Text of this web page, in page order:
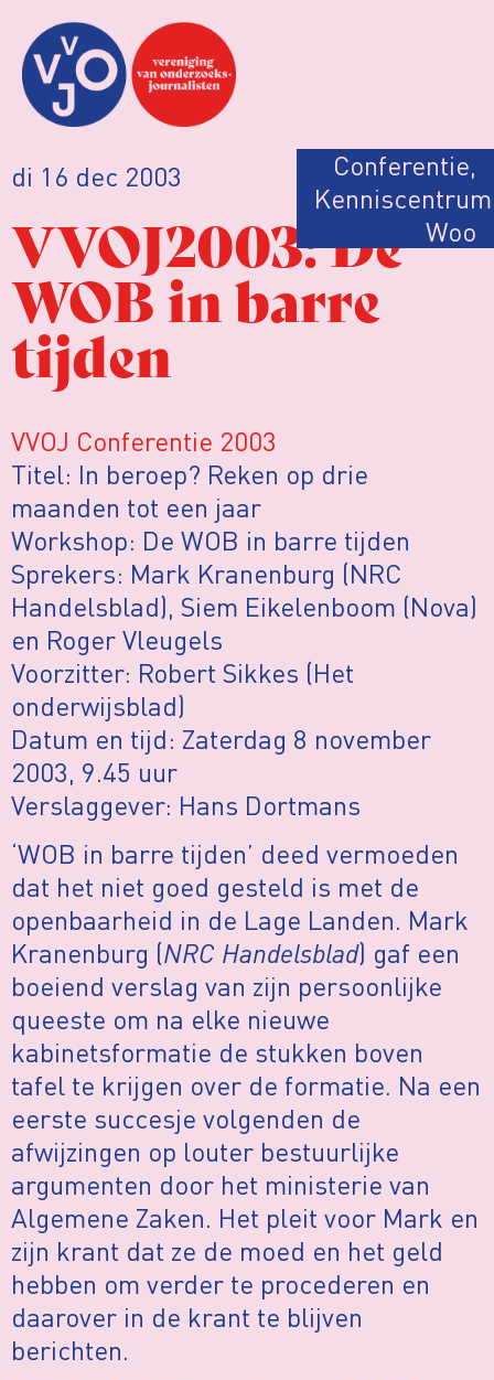
di 16 dec 2003 Conferentie,
Kenniscentrum
Woo
VVOJ2003: De
WOB in barre
tijden
VVOJ Conferentie 2003
Titel: In beroep? Reken op drie
maanden tot een jaar
Workshop: De WOB in barre tijden
Sprekers: Mark Kranenburg (NRC
Handelsblad), Siem Eikelenboom (Nova)
en Roger Vleugels
Voorzitter: Robert Sikkes (Het
onderwijsblad)
Datum en tijd: Zaterdag 8 november
2003, 9.45 uur
Verslaggever: Hans Dortmans
‘WOB in barre tijden’ deed vermoeden
dat het niet goed gesteld is met de
openbaarheid in de Lage Landen. Mark
Kranenburg (NRC Handelsblad) gaf een
boeiend verslag van zijn persoonlijke
queeste om na elke nieuwe
kabinetsformatie de stukken boven
tafel te krijgen over de formatie. Na een
eerste succesje volgenden de
afwijzingen op louter bestuurlijke
argumenten door het ministerie van
Algemene Zaken. Het pleit voor Mark en
zijn krant dat ze de moed en het geld
hebben om verder te procederen en
daarover in de krant te blijven
berichten.